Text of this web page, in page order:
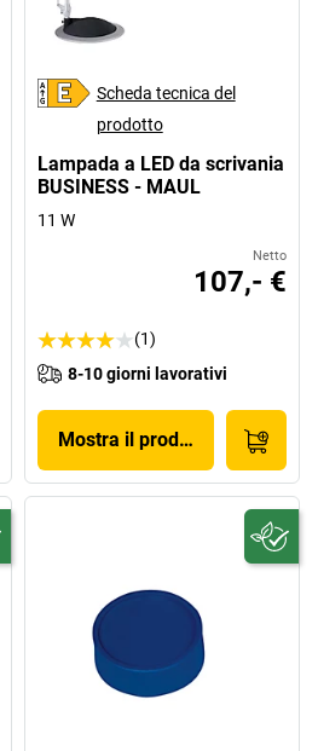
Scheda tecnica del
prodotto
Lampada a LED da scrivania
BUSINESS - MAUL
11 W
Netto
107,- €
(1)
8-10 giorni lavorativi
Mostra il prodotto